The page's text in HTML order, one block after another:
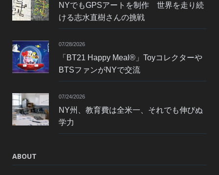
NYでもGPSアートを制作 世界を走り続
ける志水直樹さんの挑戦
07/28/2026
「BT21 Happy Meal®」Toyコレクターや
BTSファンがNYで交流
07/24/2026
NY州、教育費は全米一、それでも伸びぬ
学力
ABOUT